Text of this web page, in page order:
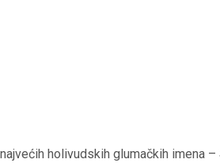
holivudskih glumačkih imena –